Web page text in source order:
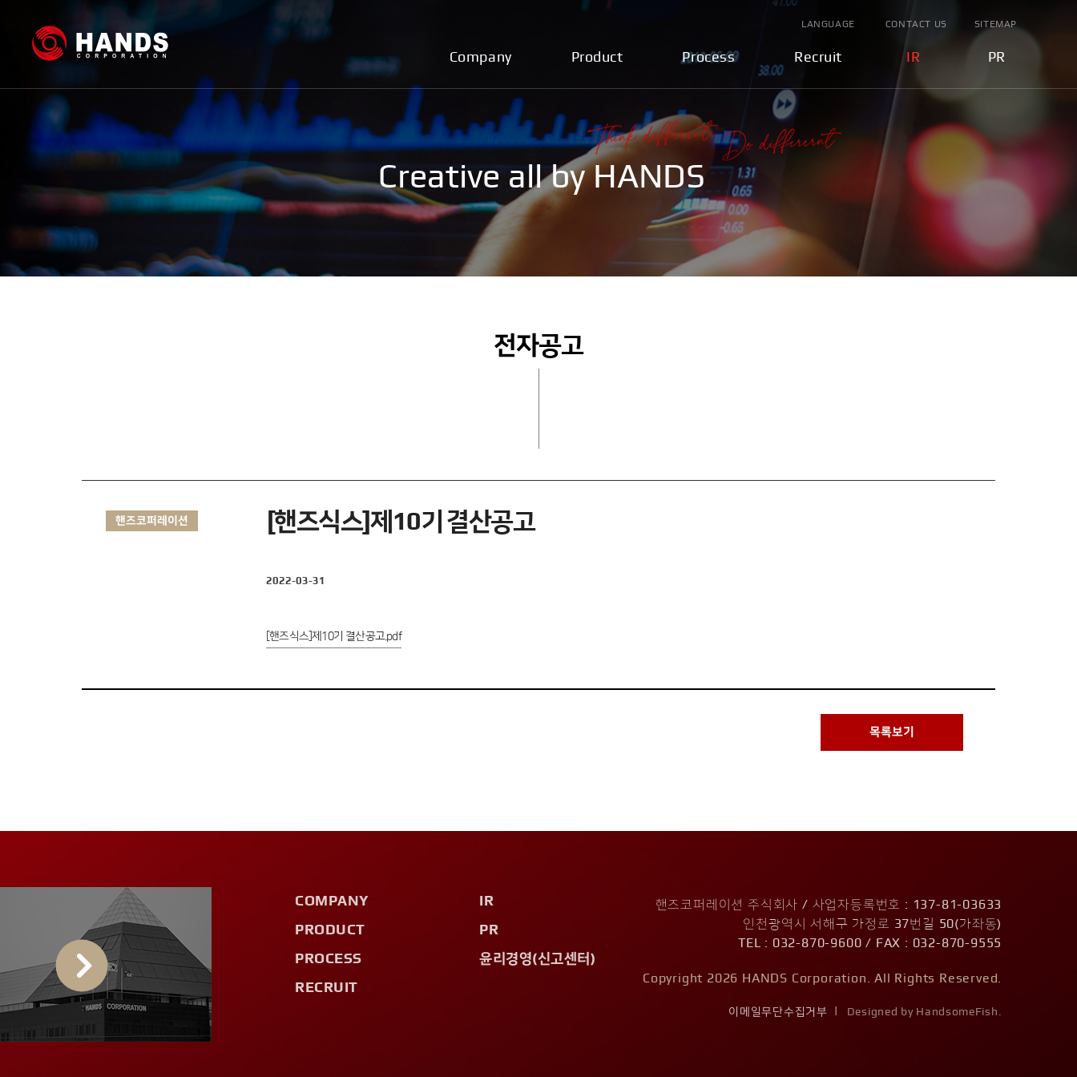
Company Product Process Recruit IR PR
LANGUAGE CONTACT US SITEMAP
Creative all by HANDS
전자공고
핸즈코퍼레이션 [핸즈식스]제10기 결산공고
2022-03-31
[핸즈식스]제10기 결산공고.pdf
목록보기
COMPANY
PRODUCT
PROCESS
RECRUIT
IR
PR
윤리경영(신고센터)
핸즈코퍼레이션 주식회사 / 사업자등록번호 : 137-81-03633
인천광역시 서해구 가정로 37번길 50(가좌동)
TEL : 032-870-9600 / FAX : 032-870-9555
Copyright 2026 HANDS Corporation. All Rights Reserved.
이메일무단수집거부 Designed by HandsomeFish.